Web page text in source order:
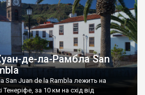
де-ла-Рамбла San
San Juan de la Rambla лежить на
Тенеріфе, за 10 км на схід від